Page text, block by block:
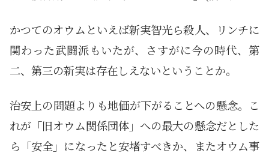
かつてのオウムといえば新実智光ら殺人、リンチに
関わった武闘派もいたが、さすがに今の時代、第
二、第三の新実は存在しえないということか。
治安上の問題よりも地価が下がることへの懸念。こ
れが「旧オウム関係団体」への最大の懸念だとした
ら「安全」になったと安堵すべきか、またオウム事